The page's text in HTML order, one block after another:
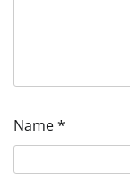
Name*